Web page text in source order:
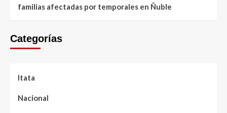
familias afectadas por temporales en Ñuble
Categorías
Itata
Nacional